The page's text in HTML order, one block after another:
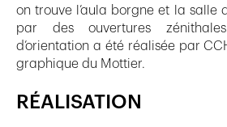
on trouve l’aula borgne et la salle
par des ouvertures
d’orientation a été réalisée par
graphique du Mottier.
RÉALISATION